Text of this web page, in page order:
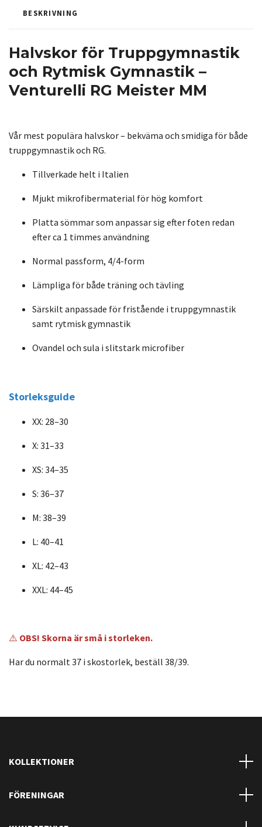
BESKRIVNING
Halvskor för Truppgymnastik
och Rytmisk Gymnastik –
Venturelli RG Meister MM
Vår mest populära halvskor – bekväma och smidiga för både
truppgymnastik och RG.
Tillverkade helt i Italien
Mjukt mikrofibermaterial för hög komfort
Platta sömmar som anpassar sig efter foten redan
efter ca 1 timmes användning
Normal passform, 4/4-form
Lämpliga för både träning och tävling
Särskilt anpassade för fristående i truppgymnastik
samt rytmisk gymnastik
Ovandel och sula i slitstark microfiber
Storleksguide
XX: 28–30
X: 31–33
XS: 34–35
S: 36–37
M: 38–39
L: 40–41
XL: 42–43
XXL: 44–45
⚠️ OBS! Skorna är små i storleken.
Har du normalt 37 i skostorlek, beställ 38/39.
KOLLEKTIONER
FÖRENINGAR